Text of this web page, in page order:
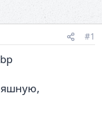
#1